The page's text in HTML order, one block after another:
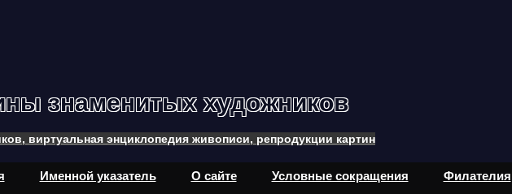
знаменитых художников
виртуальная энциклопедия живописи, репродукции картин
Именной указатель О сайте Условные сокращения Филателия